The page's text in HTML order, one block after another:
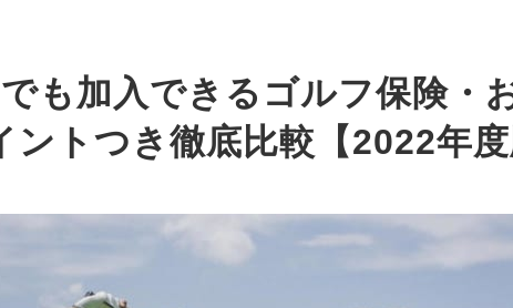
も加入できるゴルフ保険・
ントつき徹底比較【2022年度